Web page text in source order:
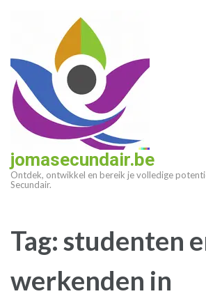
(druk
enter)
jomasecundair.be
Ontdek, ontwikkel en bereik je volledige
Secundair.
Tag:studenten
werkenden in